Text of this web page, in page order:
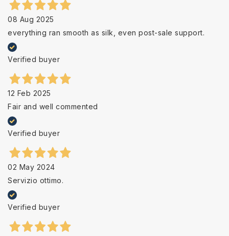
08 Aug 2025
everything ran smooth as silk, even post-sale support.
Verified buyer
12 Feb 2025
Fair and well commented
Verified buyer
02 May 2024
Servizio ottimo.
Verified buyer